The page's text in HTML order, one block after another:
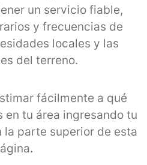
un servicio fiable,
y frecuencias de
locales y las
del terreno.
fácilmente a qué
en tu área ingresando tu
la parte superior de esta